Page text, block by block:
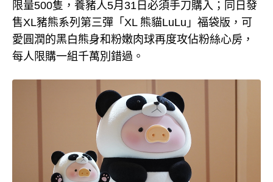
限量500隻，養豬人5月31日必須手刀購入；同日發
售XL豬熊系列第三彈「XL 熊貓LuLu」福袋版，可
愛圓潤的黑白熊身和粉嫩肉球再度攻佔粉絲心房，
每人限購一組千萬別錯過。